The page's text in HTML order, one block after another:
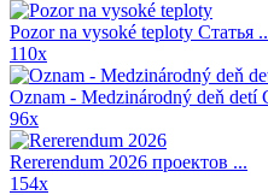
Pozor na vysoké teploty Статья
110x
Oznam - Medzinárodný deň detí
96x
Rererendum 2026 проектов ...
154x